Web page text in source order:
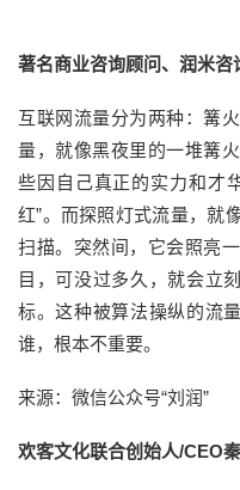
著名商业咨询顾问、润米咨
互联网流量分为两种：篝
量，就像黑夜里的一堆篝
些因自己真正的实力和才
红”。而探照灯式流量，就
扫描。突然间，它会照亮
目，可没过多久，就会立
标。这种被算法操纵的流
谁，根本不重要。
来源：微信公众号“刘润”
欢客文化联合创始人/CEO秦